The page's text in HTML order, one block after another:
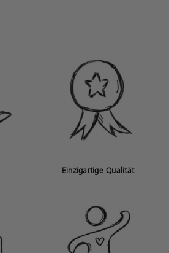
Einzigartige Qualität